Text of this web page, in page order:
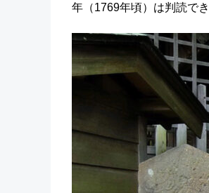
年（1769年頃）は判読で